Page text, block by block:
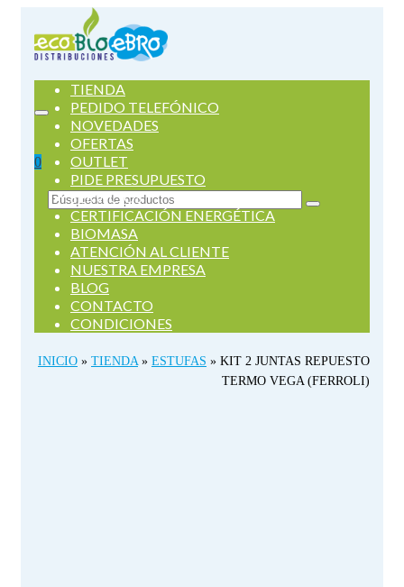
0
Buscar
por:
TIENDA
PEDIDO TELEFÓNICO
NOVEDADES
OFERTAS
OUTLET
PIDE PRESUPUESTO
SERVICIOS
CERTIFICACIÓN ENERGÉTICA
BIOMASA
ATENCIÓN AL CLIENTE
NUESTRA EMPRESA
BLOG
CONTACTO
CONDICIONES
INICIO » TIENDA » ESTUFAS » KIT 2 JUNTAS REPUESTO
TERMO VEGA (FERROLI)